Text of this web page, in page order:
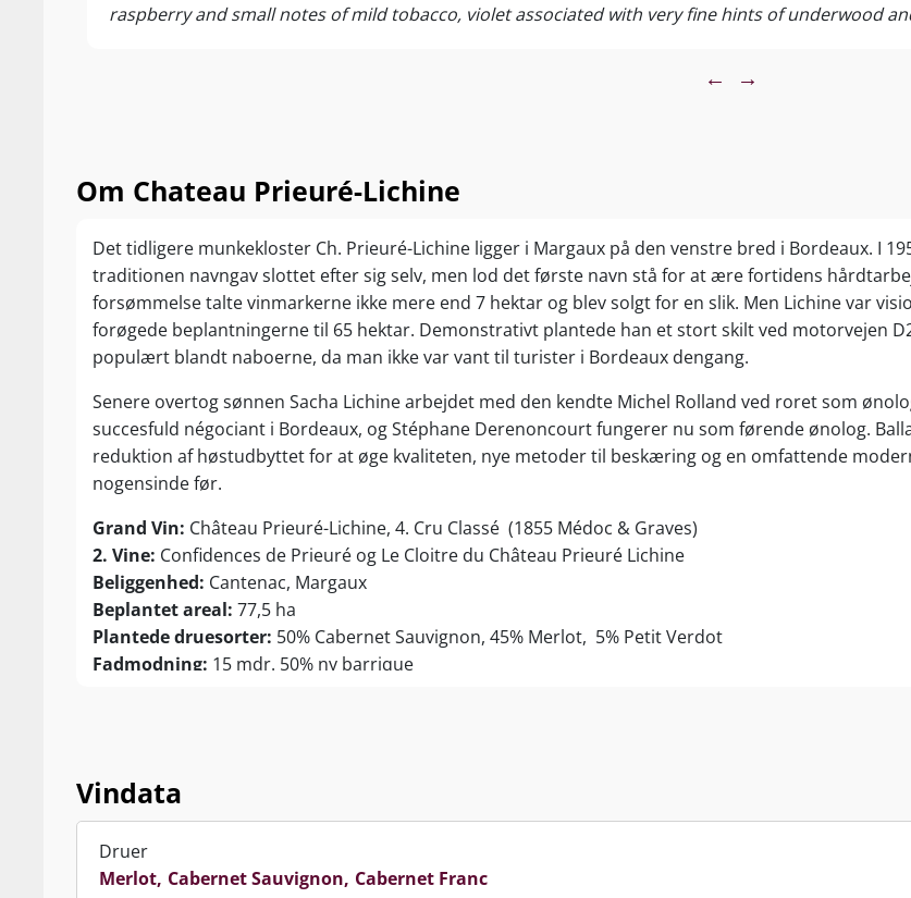
raspberry and small notes of mild tobacco, violet associated with very fine hints of underwood
← →
Om Chateau Prieuré-Lichine
Det tidligere munkekloster Ch. Prieuré-Lichine ligger i Margaux på den venstre bred i Bordeaux. I
traditionen navngav slottet efter sig selv, men lod det første navn stå for at ære fortidens
forsømmelse talte vinmarkerne ikke mere end 7 hektar og blev solgt for en slik. Men Lichine var
forøgede beplantningerne til 65 hektar. Demonstrativt plantede han et stort skilt ved motorvejen
populært blandt naboerne, da man ikke var vant til turister i Bordeaux dengang.
Senere overtog sønnen Sacha Lichine arbejdet med den kendte Michel Rolland ved roret som
succesfuld négociant i Bordeaux, og Stéphane Derenoncourt fungerer nu som førende ønolog.
reduktion af høstudbyttet for at øge kvaliteten, nye metoder til beskæring og en omfattende
nogensinde før.
Grand Vin: Château Prieuré-Lichine, 4. Cru Classé (1855 Médoc & Graves)
2. Vine: Confidences de Prieuré og Le Cloitre du Château Prieuré Lichine
Beliggenhed: Cantenac, Margaux
Beplantet areal: 77,5 ha
Plantede druesorter: 50% Cabernet Sauvignon, 45% Merlot, 5% Petit Verdot
Fadmodning: 15 mdr. 50% ny barrique
Vindata
Druer
Merlot Cabernet Sauvignon Cabernet Franc